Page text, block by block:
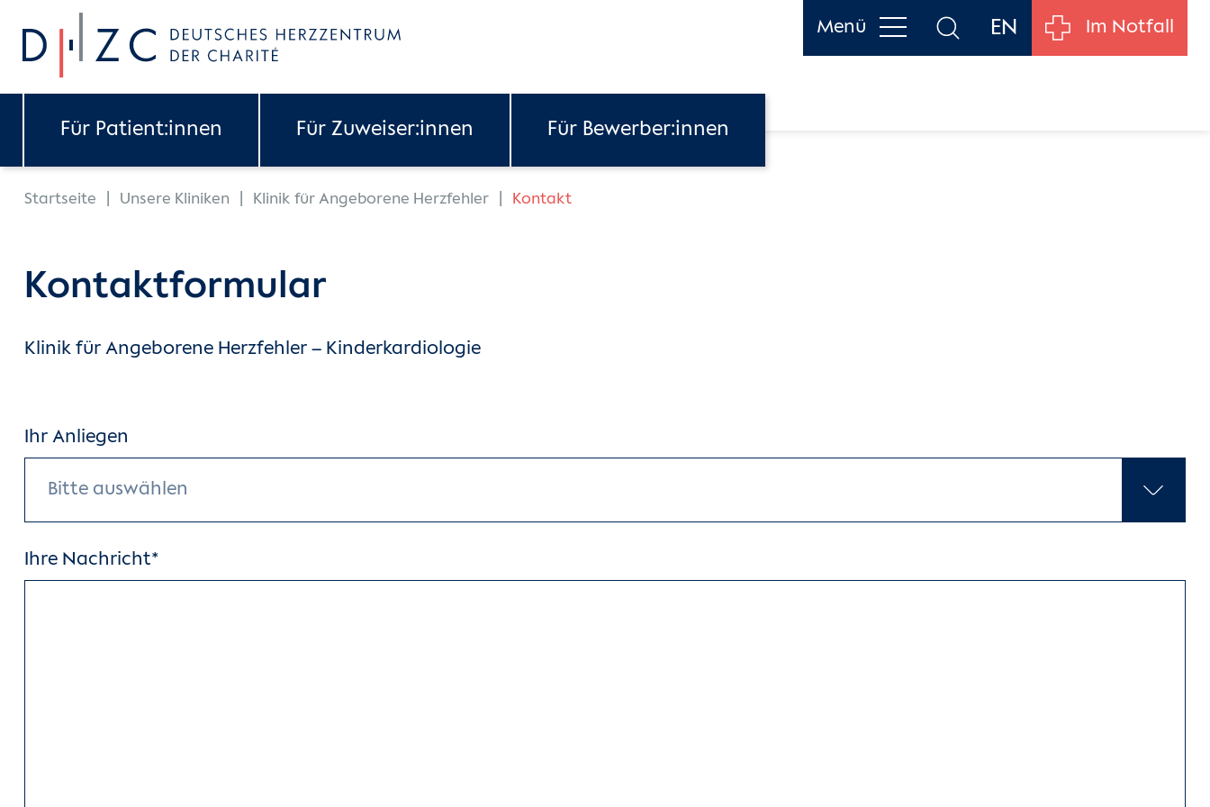
Skip to main content
Menü EN Im Notfall
Für Patient:innen Für Zuweiser:innen Für Bewerber:innen
You are here:
Startseite Unsere Kliniken Klinik für Angeborene Herzfehler Kontakt
Kontaktformular
Klinik für Angeborene Herzfehler – Kinderkardiologie
Ihr Anliegen
Bitte auswählen
Ihre Nachricht*